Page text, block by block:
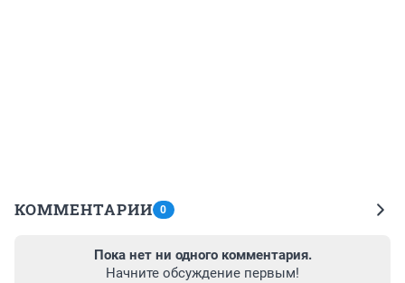
КОММЕНТАРИИ 0
Пока нет ни одного комментария.
Начните обсуждение первым!